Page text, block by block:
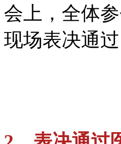
会上，全体
现场表决通